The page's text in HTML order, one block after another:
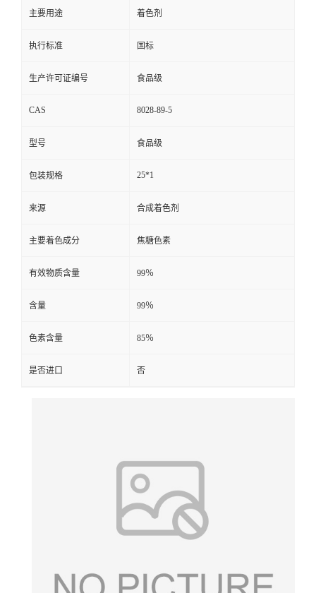
主要用途 着色剂
执行标准 国标
生产许可证编号 食品级
CAS 8028-89-5
型号 食品级
包装规格 25*1
来源 合成着色剂
主要着色成分 焦糖色素
有效物质含量 99％
含量 99％
色素含量 85％
是否进口 否